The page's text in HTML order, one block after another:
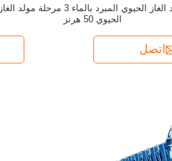
مولد الغاز الحيوي المبرد بالماء 3 مرحلة مولد الغاز
الحيوي 50 هرتز
اتصل